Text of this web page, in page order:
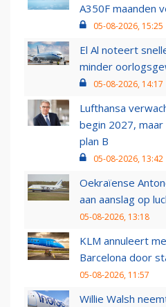
A350F maanden
05-08-2026, 15:25
El Al noteert
minder
05-08-2026, 14:17
Lufthansa
begin 2027,
plan B
05-08-2026, 13:42
Oekraïense
aan aanslag op
05-08-2026, 13:18
KLM annuleert
Barcelona door
05-08-2026, 11:57
Willie Walsh